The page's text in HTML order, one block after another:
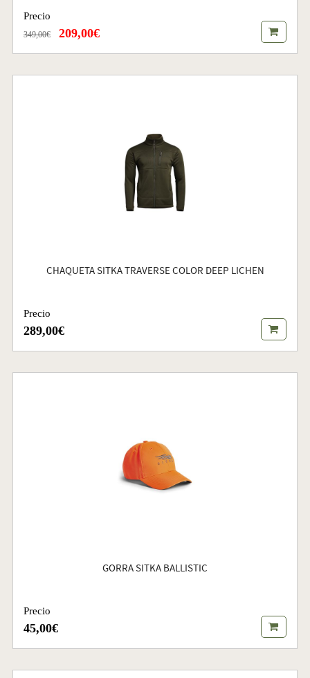
Precio
349,00€ 209,00€
CHAQUETA SITKA TRAVERSE COLOR DEEP LICHEN
Precio
289,00€
GORRA SITKA BALLISTIC
Precio
45,00€